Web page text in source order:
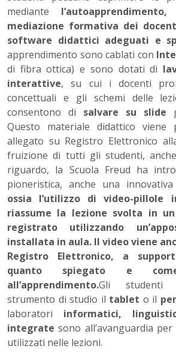
mediante
mediazione formativa dei
software didattici adeguati e
apprendimento sono cablati con
di fibra ottica) e sono dotati di
interattive, su cui i docenti
concettuali e gli schemi delle
consentono di salvare su slide
Questo materiale didattico viene
allegato su Registro Elettronico
fruizione di tutti gli studenti,
riguardo, la Scuola Freud ha
pioneristica, anche una innovativa
ossia l’utilizzo di video-pillole
riassume la lezione svolta in
registrato utilizzando
installata in aula. Il video viene
Registro Elettronico, a
quanto spiegato e
all’apprendimento.Gli studenti
strumento di studio il tablet o il
laboratori informatici,
integrate sono all’avanguardia
utilizzati nelle lezioni.